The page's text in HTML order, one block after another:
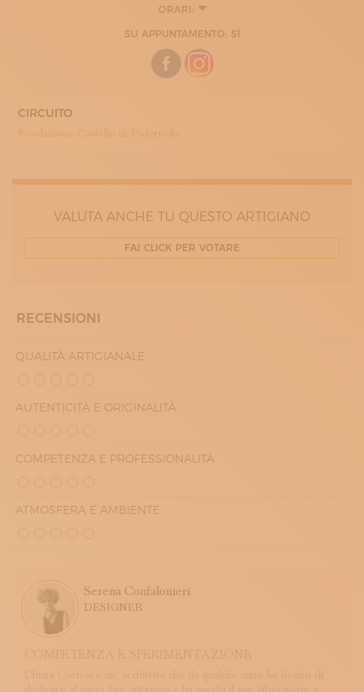
ORARI:
SU APPUNTAMENTO: SÌ
CIRCUITO
Fondazione Castello di Padernello
VALUTA ANCHE TU QUESTO ARTIGIANO
FAI CLICK PER VOTARE
RECENSIONI
QUALITÀ ARTIGIANALE
AUTENTICITÀ E ORIGINALITÀ
COMPETENZA E PROFESSIONALITÀ
ATMOSFERA E AMBIENTE
Serena Confalonieri
DESIGNER